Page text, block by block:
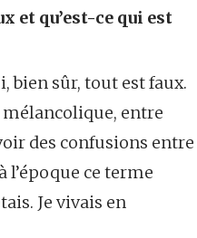
et qu’est-ce qui est
bien sûr, tout est faux.
mélancolique, entre
des confusions entre
ce terme
Je vivais en